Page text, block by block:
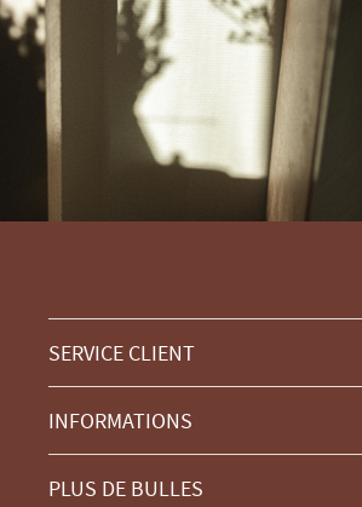
SERVICE CLIENT
INFORMATIONS
PLUS DE BULLES